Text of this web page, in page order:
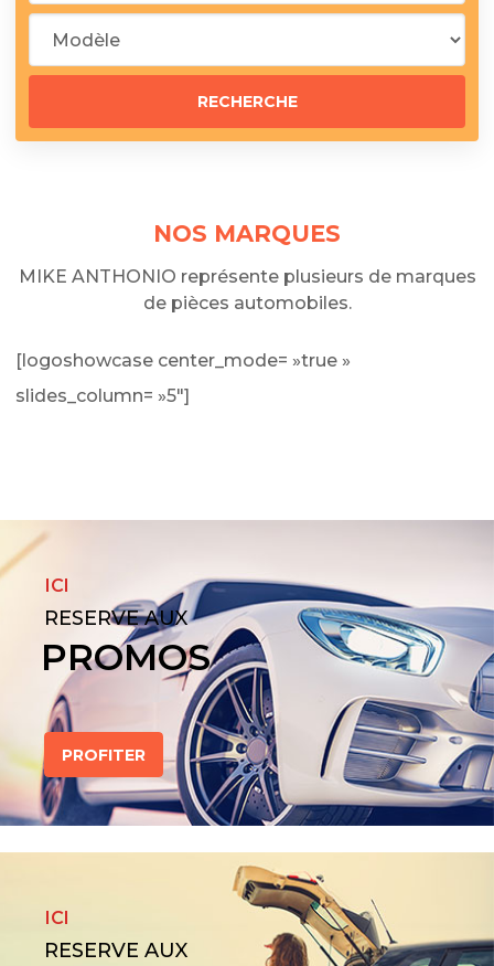
NOS MARQUES
MIKE ANTHONIO représente plusieurs de marques
de pièces automobiles.
[logoshowcase center_mode= »true »
slides_column= »5″]
ICI
RESERVE AUX
PROMOS
PROFITER
ICI
RESERVE AUX